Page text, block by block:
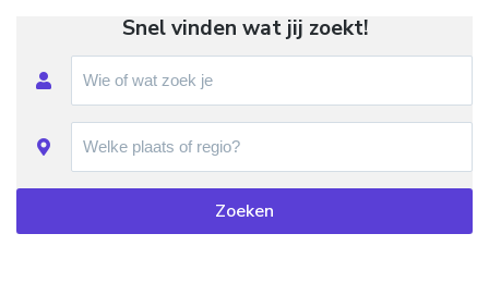
Snel vinden wat jij zoekt!